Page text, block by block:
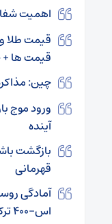
اهمیت
قیمت ها
چین:
ورود موج
آینده
بازگشت
قهرمانی
آمادگی
اس-۴۰۰ ترکیه